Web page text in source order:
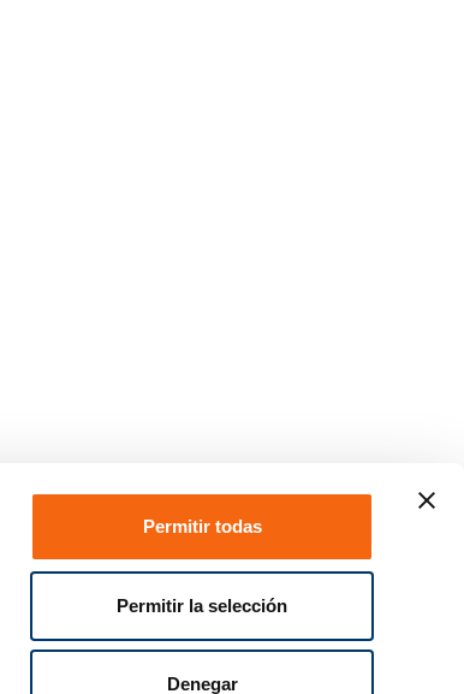
Permitir todas
Permitir la selección
Denegar